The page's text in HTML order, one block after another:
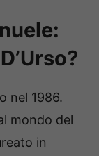
nel 1986.
mondo del
in